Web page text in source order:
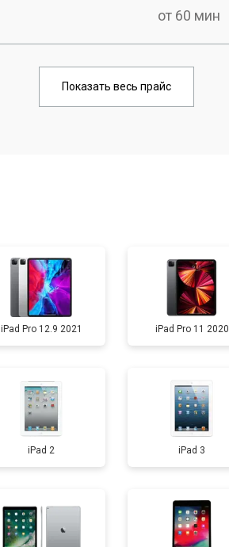
от 60 мин
от 100 мин
от 120 мин
от 60 мин
Показать весь прайс
iPad Pro 12.9 2021 iPad Pro 11 2020
iPad 2 iPad 3